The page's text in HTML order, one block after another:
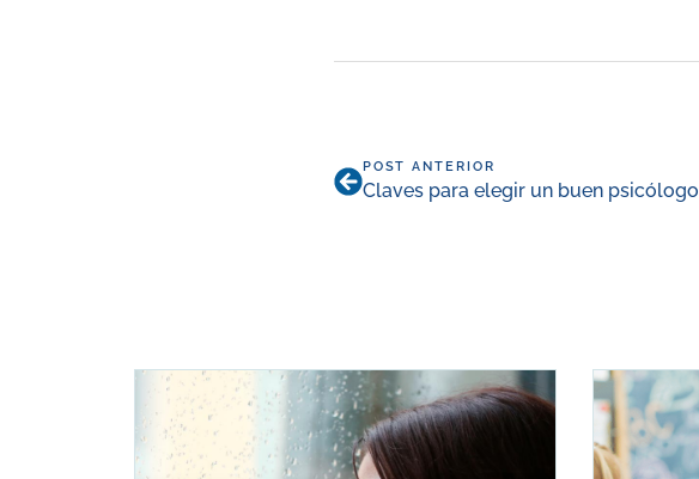
POST ANTERIOR
Claves para elegir un buen psicólogo